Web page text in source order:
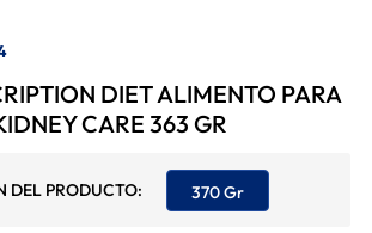
DIET ALIMENTO PARA
CARE 363 GR
370 Gr